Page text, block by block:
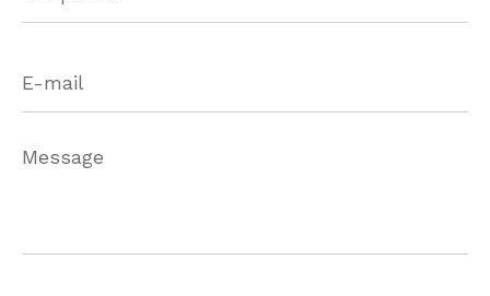
mail
Message
*